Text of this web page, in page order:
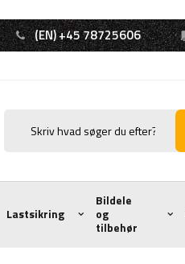
(EN) +45 78725606
Lastsikring
Bildele
og
tilbehør